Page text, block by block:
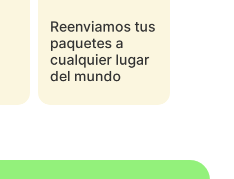
Reenviamos tus
paquetes a
cualquier lugar
del mundo